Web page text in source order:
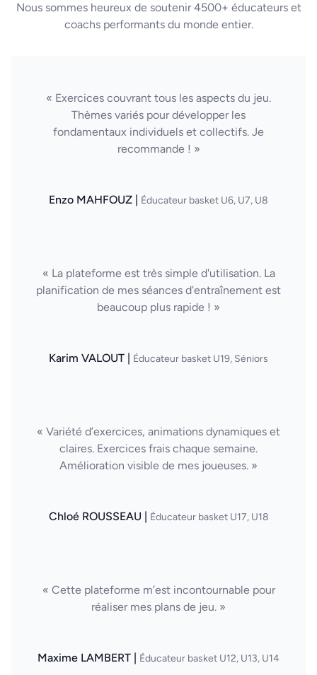
Nous sommes heureux de soutenir 4500+ éducateurs et
coachs performants du monde entier.
« Exercices couvrant tous les aspects du jeu.
Thèmes variés pour développer les
fondamentaux individuels et collectifs. Je
recommande ! »
Enzo MAHFOUZ | Éducateur basket U6, U7, U8
« La plateforme est très simple d'utilisation. La
planification de mes séances d'entraînement est
beaucoup plus rapide ! »
Karim VALOUT | Éducateur basket U19, Séniors
« Variété d’exercices, animations dynamiques et
claires. Exercices frais chaque semaine.
Amélioration visible de mes joueuses. »
Chloé ROUSSEAU | Éducateur basket U17, U18
« Cette plateforme m’est incontournable pour
réaliser mes plans de jeu. »
Maxime LAMBERT | Éducateur basket U12, U13, U14